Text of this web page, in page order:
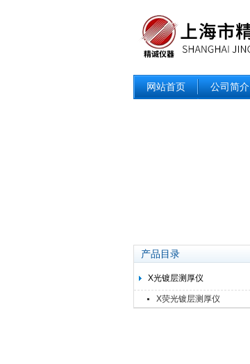
网站首页 公司简介
产品目录
X光镀层测厚仪
X荧光镀层测厚仪